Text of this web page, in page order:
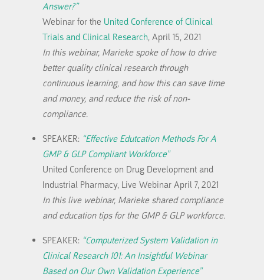
Answer?”
Webinar for the United Conference of Clinical
Trials and Clinical Research, April 15, 2021
In this webinar, Marieke spoke of how to drive
better quality clinical research through
continuous learning, and how this can save time
and money, and reduce the risk of non-
compliance.
SPEAKER: “Effective Edutcation Methods For A
GMP & GLP Compliant Workforce”
United Conference on Drug Development and
Industrial Pharmacy, Live Webinar April 7, 2021
In this live webinar, Marieke shared compliance
and education tips for the GMP & GLP workforce.
SPEAKER: “Computerized System Validation in
Clinical Research 101: An Insightful Webinar
Based on Our Own Validation Experience”